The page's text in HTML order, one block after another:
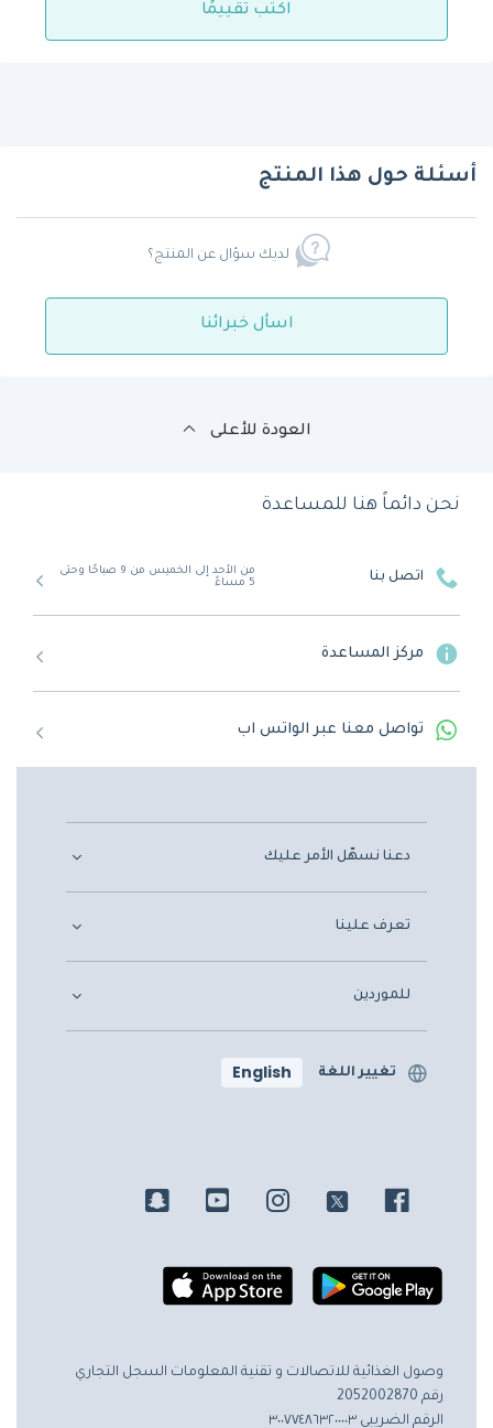
اكتب تقييمًا
أسئلة حول هذا المنتج
لديك سؤال عن المنتج؟
اسأل خبرائنا
العودة للأعلى
نحن دائماً هنا للمساعدة
اتصل بنا
من الأحد إلى الخميس من 9 صباحًا وحتى
5 مساءً
مركز المساعدة
تواصل معنا عبر الواتس اب
دعنا نسهّل الأمر عليك
تعرف علينا
للموردين
تغيير اللغة English
وصول الغذائية للاتصالات و تقنية المعلومات السجل التجاري
رقم 2052002870
الرقم الضريبي ٣٠٠٧٧٤٨٦٣٢٠٠٠٠٣